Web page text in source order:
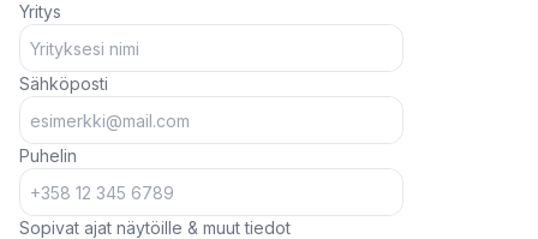
Yritys
Sähköposti
Puhelin
Sopivat ajat näytöille & muut tiedot